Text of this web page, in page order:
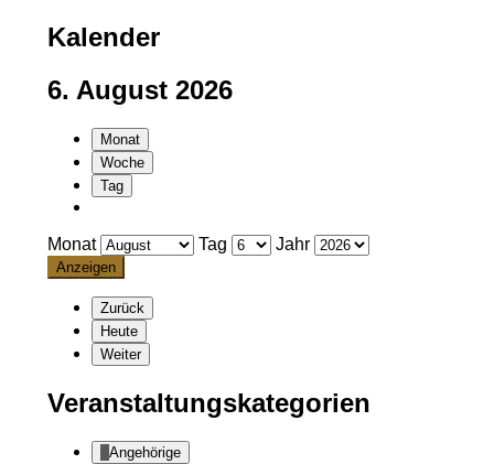
Kalender
6. August 2026
Monat
Woche
Tag
Monat Tag Jahr
Zurück
Heute
Weiter
Veranstaltungskategorien
Angehörige